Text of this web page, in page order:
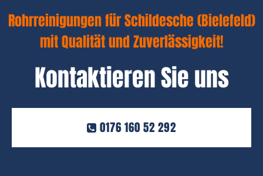
Rohrreinigungen für Schildesche (Bielefeld)
mit Qualität und Zuverlässigkeit!
Kontaktieren Sie uns
0176 160 52 292